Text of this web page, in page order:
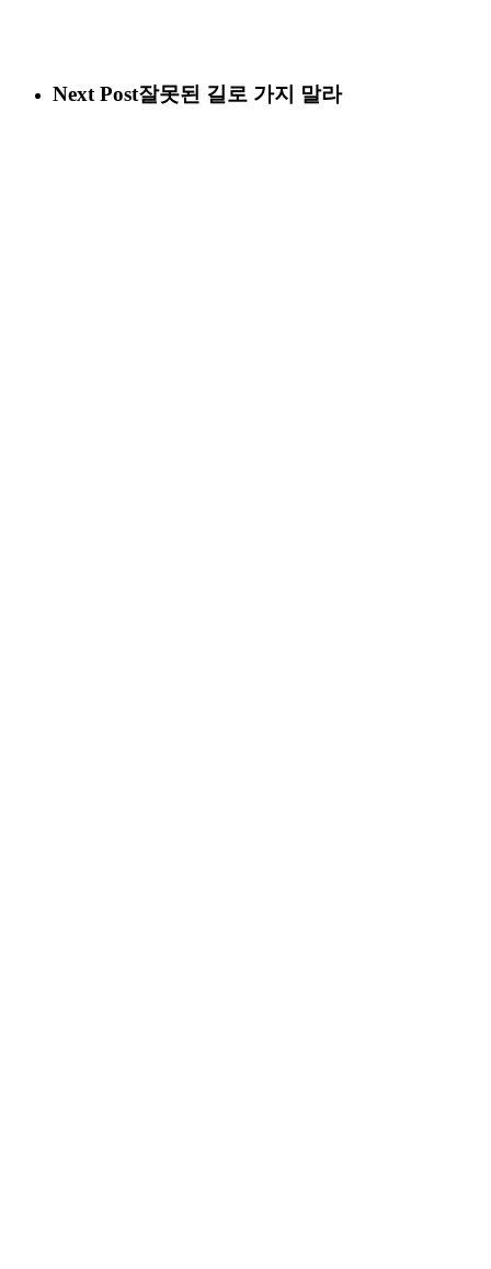
Next Post잘못된 길로 가지 말라